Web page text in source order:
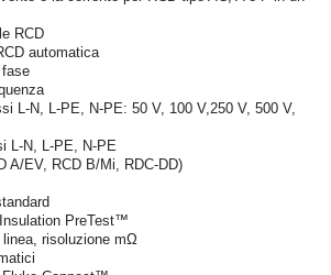
RCD
automatica
L-N, L-PE, N-PE: 50 V, 100 V,250 V, 500 V,
L-N, L-PE, N-PE
A/EV, RCD B/Mi, RDC-DD)
PreTest™
linea, risoluzione mΩ